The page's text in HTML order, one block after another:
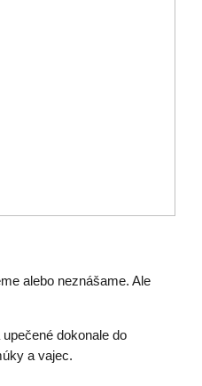
alebo neznášame. Ale
dokonale do
a vajec.